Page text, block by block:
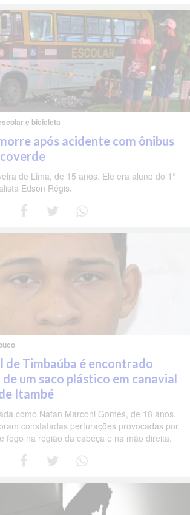
e bicicleta
após acidente com ônibus
de Lima, de 15 anos. Ele era aluno do 1°
Edson Régis.
de Timbaúba é encontrado
um saco plástico em canavial
Itambé
como Natan Marconi Gomes, de 18 anos.
constatadas perfurações provocadas por
fogo na região da cabeça e na mão direita.